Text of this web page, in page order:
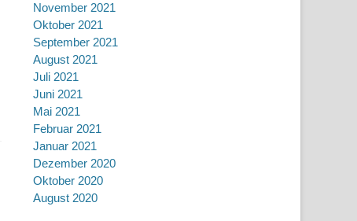
November 2021
Oktober 2021
September 2021
August 2021
Juli 2021
Juni 2021
Mai 2021
Februar 2021
Januar 2021
Dezember 2020
Oktober 2020
August 2020